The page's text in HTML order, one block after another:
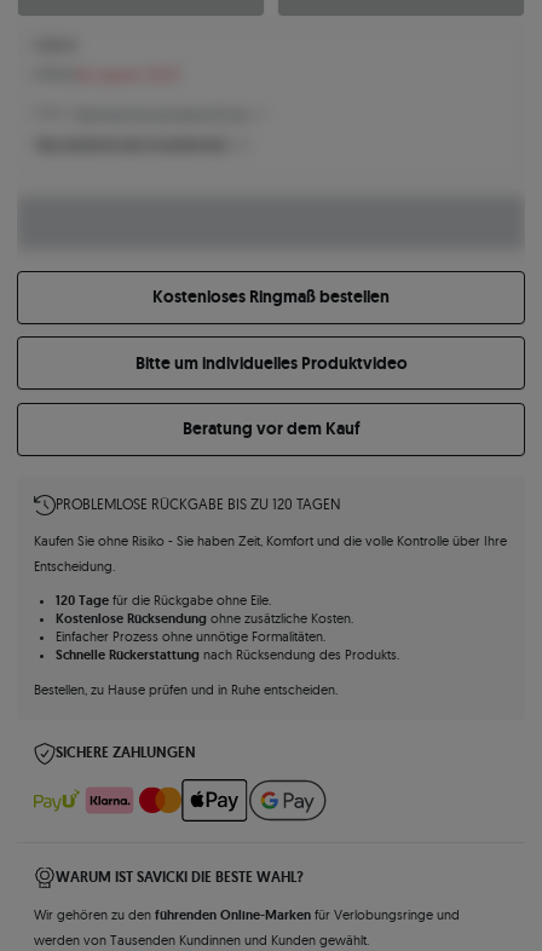
Kostenloses Ringmaß bestellen
Bitte um individuelles Produktvideo
Beratung vor dem Kauf
PROBLEMLOSE RÜCKGABE BIS ZU 120 TAGEN
Kaufen Sie ohne Risiko - Sie haben Zeit, Komfort und die volle Kontrolle über Ihre
Entscheidung.
120 Tagefür die Rückgabe ohne Eile.
Kostenlose Rücksendungohne zusätzliche Kosten.
Einfacher Prozess ohne unnötige Formalitäten.
Schnelle Rückerstattungnach Rücksendung des Produkts.
Bestellen, zu Hause prüfen und in Ruhe entscheiden.
SICHERE ZAHLUNGEN
WARUM IST SAVICKI DIE BESTE WAHL?
Wir gehören zu den führenden Online-Marken für Verlobungsringe und
werden von Tausenden Kundinnen und Kunden gewählt.